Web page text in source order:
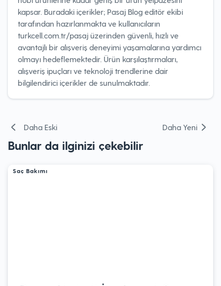
kapsar. Buradaki içerikler; Pasaj Blog editör ekibi
tarafından hazırlanmakta ve kullanıcıların
turkcell.com.tr/pasaj üzerinden güvenli, hızlı ve
avantajlı bir alışveriş deneyimi yaşamalarına yardımcı
olmayı hedeflemektedir. Ürün karşılaştırmaları,
alışveriş ipuçları ve teknoloji trendlerine dair
bilgilendirici içerikler de sunulmaktadır.
Yazı
Daha Eski Daha Yeni
Bunlar da ilginizi çekebilir
Saç Bakımı